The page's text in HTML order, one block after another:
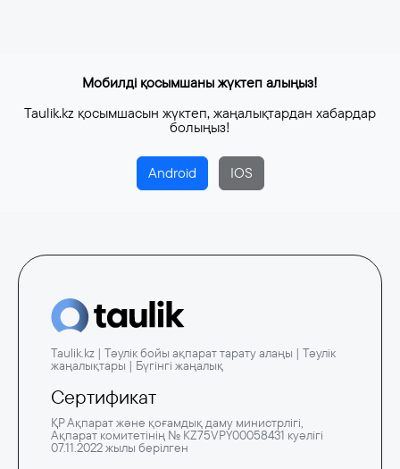
Мобилді қосымшаны жүктеп алыңыз!
Taulik.kz қосымшасын жүктеп, жаңалықтардан хабардар
болыңыз!
Android IOS
Taulik.kz | Тәулік бойы ақпарат тарату алаңы | Тәулік
жаңалықтары | Бүгінгі жаңалық
Сертификат
ҚР Ақпарат және қоғамдық даму министрлігі,
Ақпарат комитетінің № KZ75VPY00058431 куәлігі
07.11.2022 жылы берілген